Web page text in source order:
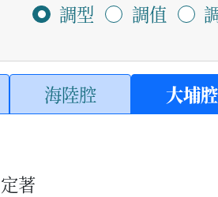
調型 調值
海陸腔 大埔腔
定著